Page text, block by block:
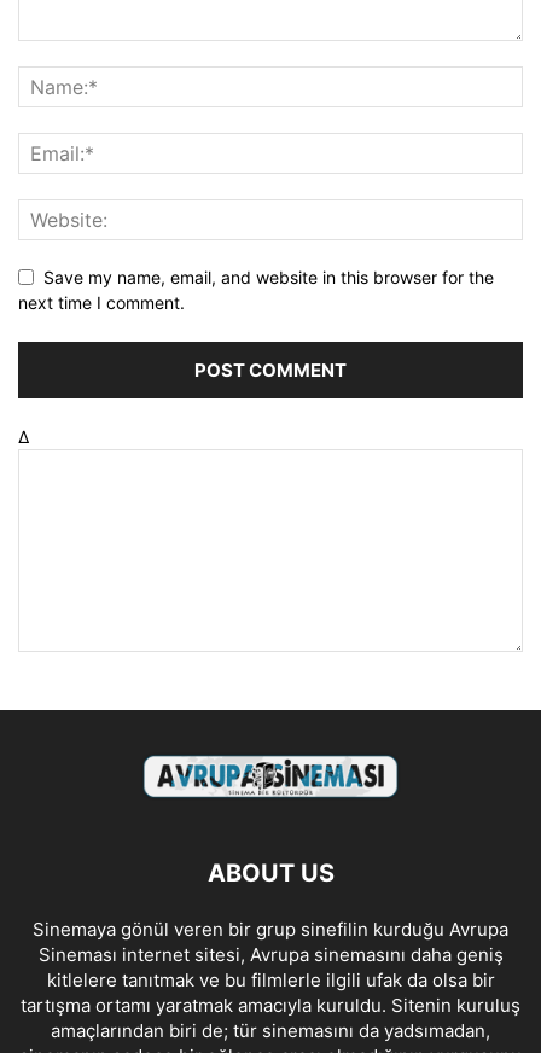
Save my name, email, and website in this browser for the
next time I comment.
Δ
ABOUT US
Sinemaya gönül veren bir grup sinefilin kurduğu Avrupa
Sineması internet sitesi, Avrupa sinemasını daha geniş
kitlelere tanıtmak ve bu filmlerle ilgili ufak da olsa bir
tartışma ortamı yaratmak amacıyla kuruldu. Sitenin kuruluş
amaçlarından biri de; tür sinemasını da yadsımadan,